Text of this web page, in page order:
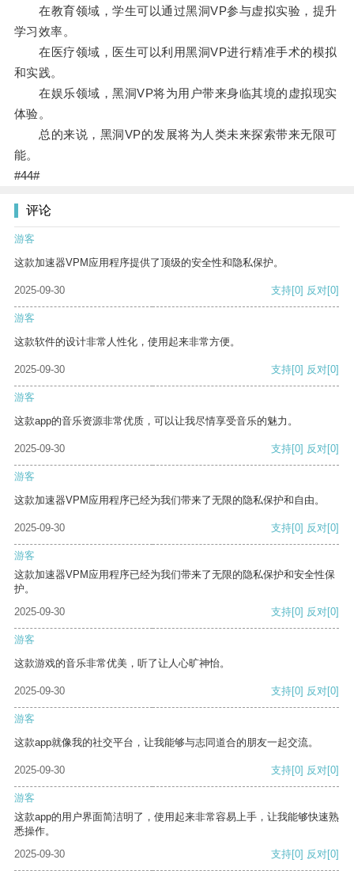
在教育领域，学生可以通过黑洞VP参与虚拟实验，提升
学习效率。
在医疗领域，医生可以利用黑洞VP进行精准手术的模拟
和实践。
在娱乐领域，黑洞VP将为用户带来身临其境的虚拟现实
体验。
总的来说，黑洞VP的发展将为人类未来探索带来无限可
能。
#44#
评论
游客
这款加速器VPM应用程序提供了顶级的安全性和隐私保护。
2025-09-30 支持[0] 反对[0]
游客
这款软件的设计非常人性化，使用起来非常方便。
2025-09-30 支持[0] 反对[0]
游客
这款app的音乐资源非常优质，可以让我尽情享受音乐的魅力。
2025-09-30 支持[0] 反对[0]
游客
这款加速器VPM应用程序已经为我们带来了无限的隐私保护和自由。
2025-09-30 支持[0] 反对[0]
游客
这款加速器VPM应用程序已经为我们带来了无限的隐私保护和安全性保
护。
2025-09-30
支持[0] 反对[0]
游客
这款游戏的音乐非常优美，听了让人心旷神怡。
2025-09-30 支持[0] 反对[0]
游客
这款app就像我的社交平台，让我能够与志同道合的朋友一起交流。
2025-09-30 支持[0] 反对[0]
游客
这款app的用户界面简洁明了，使用起来非常容易上手，让我能够快速熟
悉操作。
2025-09-30
支持[0] 反对[0]